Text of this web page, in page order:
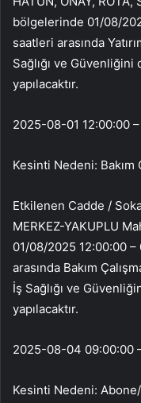
bölgelerinde 01/08/
saatleri arasında
Sağlığı ve
yapılacaktır.
2025-08-01 12:00:00
Kesinti Nedeni: Bakım
Etkilenen Cadde /
MERKEZ-YAKUPLU
01/08/2025 12:00:00
arasında Bakım
İş Sağlığı ve
yapılacaktır.
2025-08-04 09:00:00
Kesinti Nedeni: Abone/